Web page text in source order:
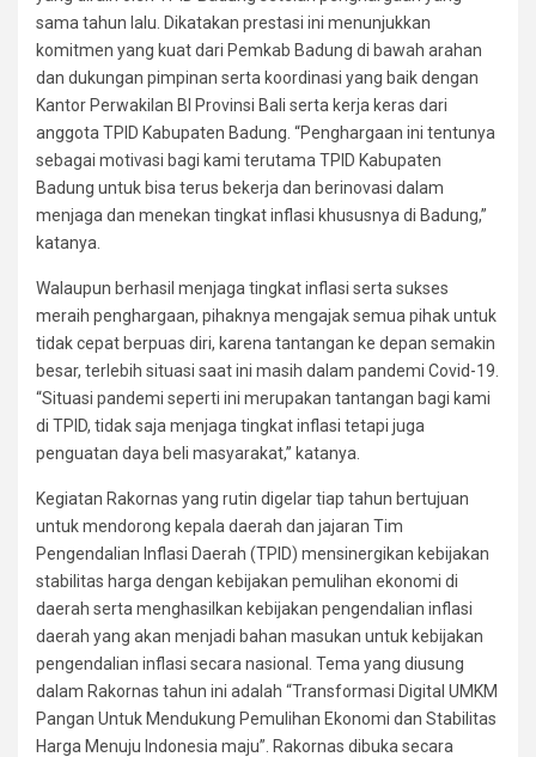
sama tahun lalu. Dikatakan prestasi ini menunjukkan
komitmen yang kuat dari Pemkab Badung di bawah arahan
dan dukungan pimpinan serta koordinasi yang baik dengan
Kantor Perwakilan BI Provinsi Bali serta kerja keras dari
anggota TPID Kabupaten Badung. “Penghargaan ini tentunya
sebagai motivasi bagi kami terutama TPID Kabupaten
Badung untuk bisa terus bekerja dan berinovasi dalam
menjaga dan menekan tingkat inflasi khususnya di Badung,”
katanya.
Walaupun berhasil menjaga tingkat inflasi serta sukses
meraih penghargaan, pihaknya mengajak semua pihak untuk
tidak cepat berpuas diri, karena tantangan ke depan semakin
besar, terlebih situasi saat ini masih dalam pandemi Covid-19.
“Situasi pandemi seperti ini merupakan tantangan bagi kami
di TPID, tidak saja menjaga tingkat inflasi tetapi juga
penguatan daya beli masyarakat,” katanya.
Kegiatan Rakornas yang rutin digelar tiap tahun bertujuan
untuk mendorong kepala daerah dan jajaran Tim
Pengendalian Inflasi Daerah (TPID) mensinergikan kebijakan
stabilitas harga dengan kebijakan pemulihan ekonomi di
daerah serta menghasilkan kebijakan pengendalian inflasi
daerah yang akan menjadi bahan masukan untuk kebijakan
pengendalian inflasi secara nasional. Tema yang diusung
dalam Rakornas tahun ini adalah “Transformasi Digital UMKM
Pangan Untuk Mendukung Pemulihan Ekonomi dan Stabilitas
Harga Menuju Indonesia maju”. Rakornas dibuka secara